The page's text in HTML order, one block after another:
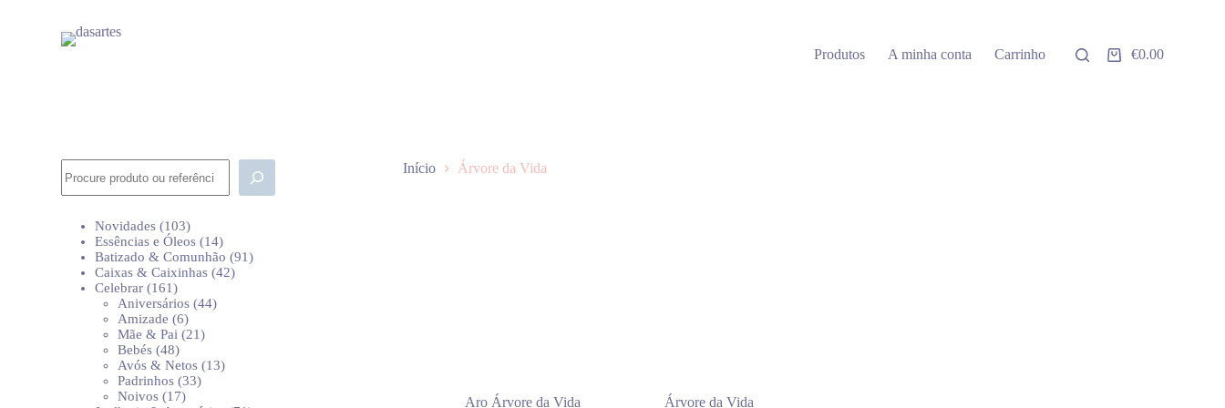
Produtos A minha conta Carrinho
Carrinho
€0.00
Início Árvore da Vida
Aro Árvore da Vida
Árvore da Vida
Novidades 103103
produtos
Essências e Óleos 1414
produtos
Batizado & Comunhão 9191
Caixas & Caixinhas 4242
Celebrar 161161
produtos
Aniversários 4444
Amizade 66
produtos
Mãe & Pai 2121
Bebés 4848
produtos
Avós & Netos 1313
Padrinhos 3333
Noivos 1717